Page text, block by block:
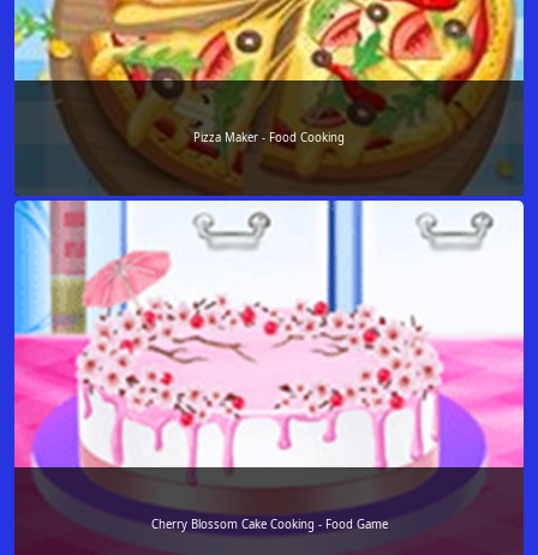
Pizza Maker - Food Cooking
Cherry Blossom Cake Cooking - Food Game